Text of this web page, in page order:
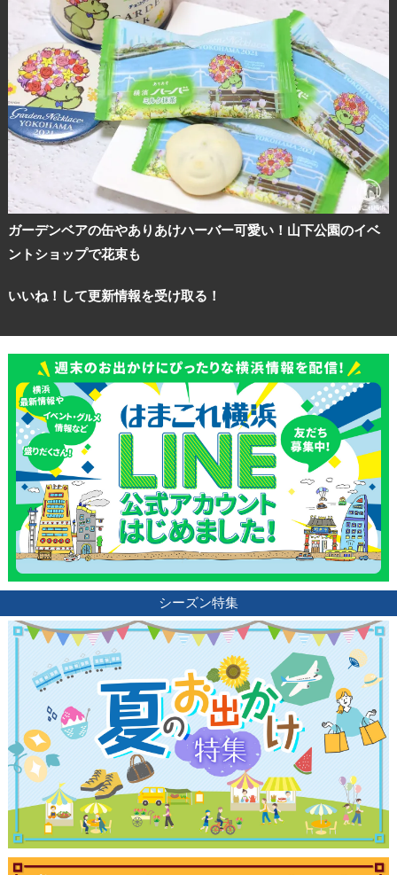
ガーデンベアの缶やありあけハーバー可愛い！山下公園のイベ
ントショップで花束も
いいね！して更新情報を受け取る！
シーズン特集
観光ガイド
ランキング
ブログ記事
サイトについて